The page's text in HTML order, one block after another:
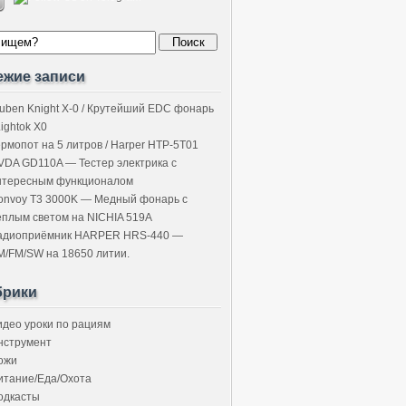
записи
Knight X-0 / Крутейший EDC фонарь
X0
на 5 литров / Harper HTP-5T01
GD110A — Тестер электрика с
функционалом
T3 3000K — Медный фонарь с
светом на NICHIA 519A
HARPER HRS-440 —
FM/SW на 18650 литии.
уроки по рациям
Еда/Охота